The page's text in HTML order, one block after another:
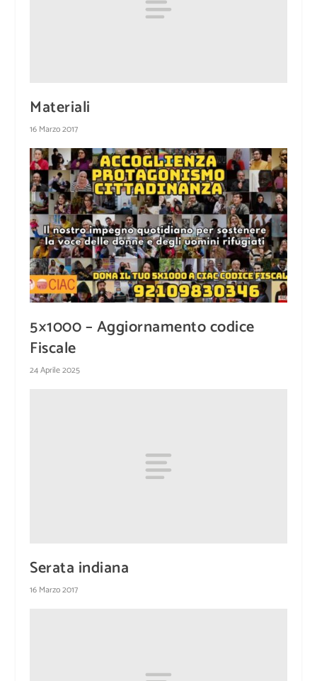
Materiali
16 Marzo 2017
5×1000 – Aggiornamento codice
Fiscale
24 Aprile 2025
Serata indiana
16 Marzo 2017